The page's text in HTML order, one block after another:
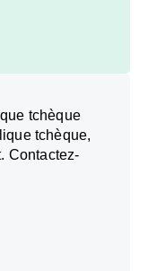
tchèque
tchèque,
Contactez-